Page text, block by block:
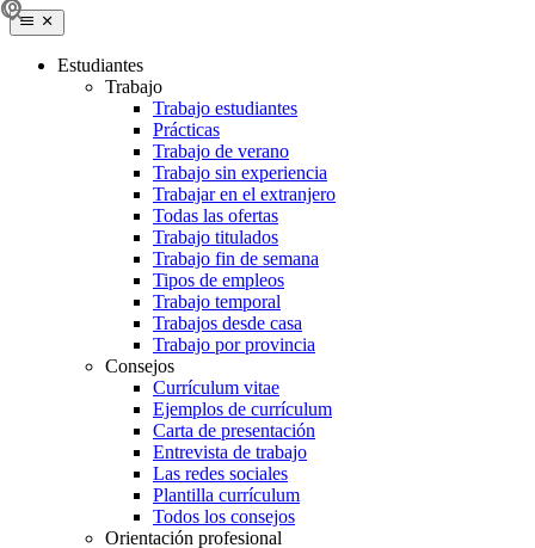
Estudiantes
Trabajo
Trabajo estudiantes
Prácticas
Trabajo de verano
Trabajo sin experiencia
Trabajar en el extranjero
Todas las ofertas
Trabajo titulados
Trabajo fin de semana
Tipos de empleos
Trabajo temporal
Trabajos desde casa
Trabajo por provincia
Consejos
Currículum vitae
Ejemplos de currículum
Carta de presentación
Entrevista de trabajo
Las redes sociales
Plantilla currículum
Todos los consejos
Orientación profesional